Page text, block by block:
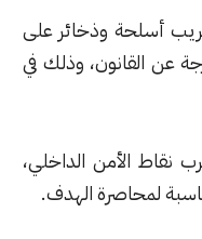
أسلحة وذخائر على
عن القانون، وذلك في
الأمن الداخلي،
لمحاصرة الهدف.